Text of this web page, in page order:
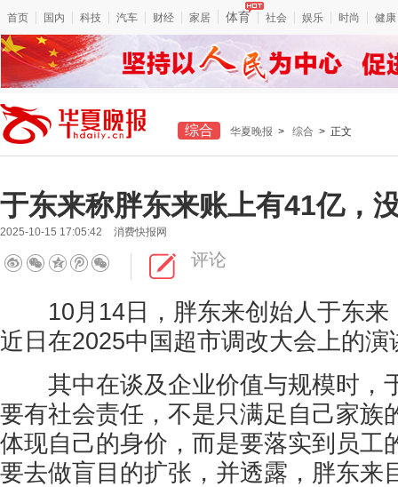
首页 国内 科技 汽车 财经 家居 体育 社会 娱乐 时尚 健康
综合 华夏晚报 > 综合 > 正文
于东来称胖东来账上有41亿，
2025-10-15 17:05:42 消费快报网
评论
10月14日，胖东来创始人于东来
近日在2025中国超市调改大会上的演
其中在谈及企业价值与规模时，
要有社会责任，不是只满足自己家族
体现自己的身价，而是要落实到员工
要去做盲目的扩张，并透露，胖东来